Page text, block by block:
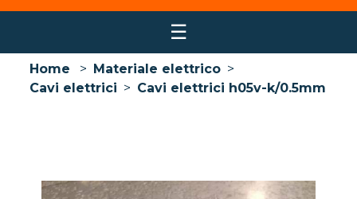
☰
Home > Materiale elettrico >
Cavi elettrici > Cavi elettrici h05v-k/0.5mm